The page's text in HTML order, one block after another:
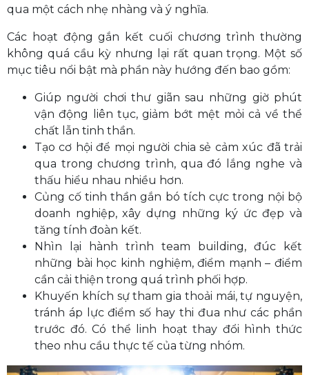
qua một cách nhẹ nhàng và ý nghĩa.
Các hoạt động gắn kết cuối chương trình thường
không quá cầu kỳ nhưng lại rất quan trọng. Một số
mục tiêu nổi bật mà phần này hướng đến bao gồm:
Giúp người chơi thư giãn sau những giờ phút
vận động liên tục, giảm bớt mệt mỏi cả về thể
chất lẫn tinh thần.
Tạo cơ hội để mọi người chia sẻ cảm xúc đã trải
qua trong chương trình, qua đó lắng nghe và
thấu hiểu nhau nhiều hơn.
Củng cố tinh thần gắn bó tích cực trong nội bộ
doanh nghiệp, xây dựng những ký ức đẹp và
tăng tính đoàn kết.
Nhìn lại hành trình team building, đúc kết
những bài học kinh nghiệm, điểm mạnh – điểm
cần cải thiện trong quá trình phối hợp.
Khuyến khích sự tham gia thoải mái, tự nguyện,
tránh áp lực điểm số hay thi đua như các phần
trước đó. Có thể linh hoạt thay đổi hình thức
theo nhu cầu thực tế của từng nhóm.